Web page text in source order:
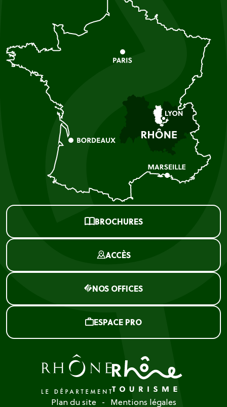
BROCHURES
ACCÈS
NOS OFFICES
ESPACE PRO
Plan du site Mentions légales